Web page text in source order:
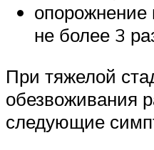
опорожнение
не более 3
При тяжелой
обезвоживания
следующие